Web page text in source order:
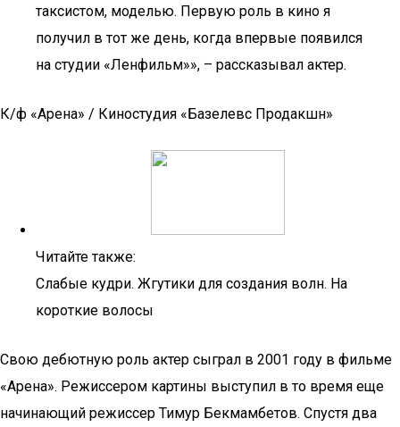
таксистом, моделью. Первую роль в кино я
получил в тот же день, когда впервые появился
на студии «Ленфильм»», – рассказывал актер.
К/ф «Арена» / Киностудия «Базелевс Продакшн»
Читайте также:
Слабые кудри. Жгутики для создания волн. На
короткие волосы
Свою дебютную роль актер сыграл в 2001 году в фильме
«Арена». Режиссером картины выступил в то время еще
начинающий режиссер Тимур Бекмамбетов. Спустя два